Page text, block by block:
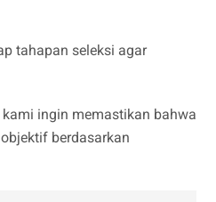
tahapan seleksi agar
ingin memastikan bahwa
berdasarkan